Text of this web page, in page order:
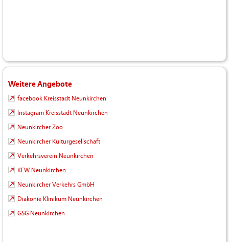
Weitere Angebote
facebook Kreisstadt Neunkirchen
Instagram Kreisstadt Neunkirchen
Neunkircher Zoo
Neunkircher Kulturgesellschaft
Verkehrsverein Neunkirchen
KEW Neunkirchen
Neunkircher Verkehrs GmbH
Diakonie Klinikum Neunkirchen
GSG Neunkirchen